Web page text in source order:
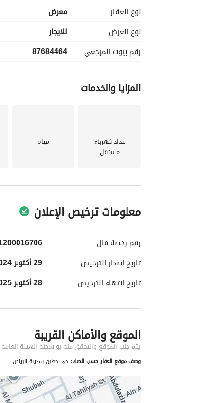
نوع العقار
معرض
نوع العرض
للايجار
رقم بيوت المرجعي
87684464
المزايا والخدمات
عداد كهرباء
مستقل
مياه
معلومات ترخيص الإعلان
رقم رخصة فال
تاريخ إصدار الترخيص
29 أكتوبر 2024
تاريخ انتهاء الترخيص 28 أكتوبر 2025
معلومات مسؤول الإعلان
اسم المسؤول -
الموقع
المنطقة
منطقة الرياض
الموقع والأماكن القريبة
يتم جلب الموقع والتحقق منه بواسطة الهيئة العامة
وصف موقع العقار حسب الصك: حي حطين بمدينة الرياض .